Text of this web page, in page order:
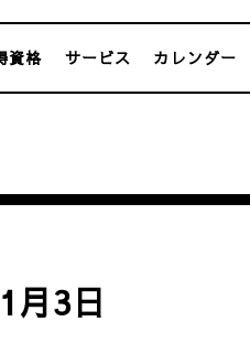
資格 サービス カレンダー
月3日